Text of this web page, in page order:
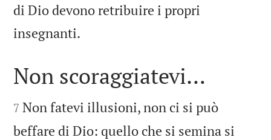
di Dio devono retribuire i propri
insegnanti.

Non scoraggiatevi…

7 Non fatevi illusioni, non ci si può
beffare di Dio: quello che si semina si